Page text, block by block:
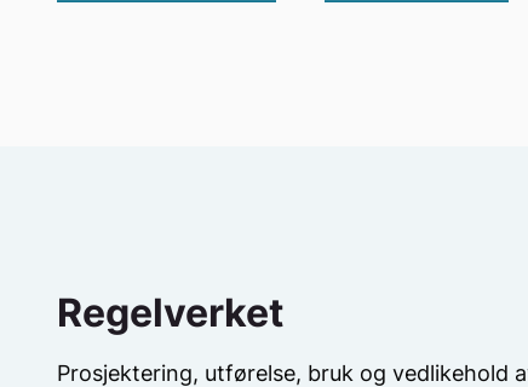
Regelverket
Prosjektering, utførelse, bruk og vedlikehold